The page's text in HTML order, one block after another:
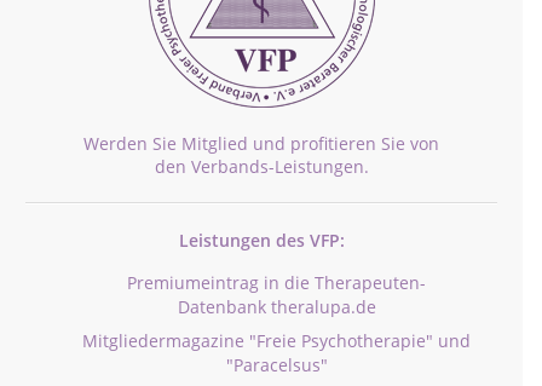
Werden Sie Mitglied und profitieren Sie von
den Verbands-Leistungen.
Leistungen des VFP:
Premiumeintrag in die Therapeuten-
Datenbank theralupa.de
Mitgliedermagazine "Freie Psychotherapie" und
"Paracelsus"